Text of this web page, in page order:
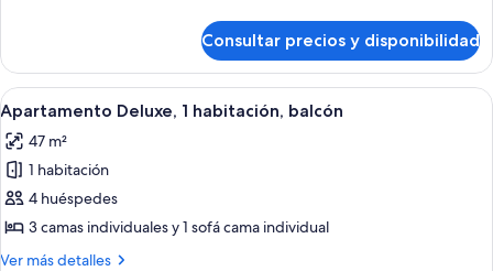
balcón
(3
Adults)
Deluxe,
habitación,
balcón
(3
Adults)
Consultar precios y disponibilidad
Abrir
todas
las
fotos
de
Apartamento
Deluxe,
Un dormitorio moderno con una
6
Apartamento Deluxe, 1 habitación, balcón
47 m²
1 habitación
4 huéspedes
3 camas individuales y 1 sofá cama individual
Ver más detalles
Más